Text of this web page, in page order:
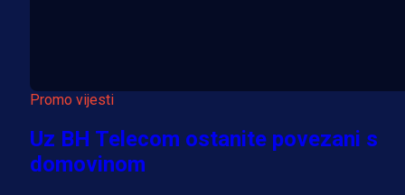
Promo vijesti
Uz BH Telecom ostanite povezani s
domovinom